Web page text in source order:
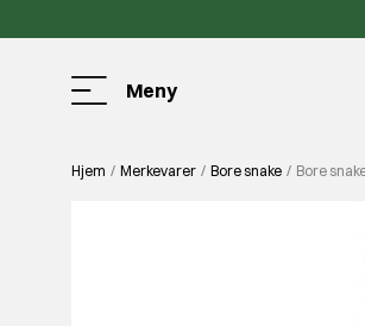
Meny
Hjem Merkevarer Bore snake Bore